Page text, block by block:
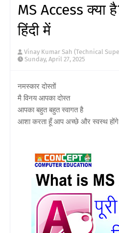
MS Access क्या
हिंदी में
Vinay Kumar Sah (Technical
Sunday, April 27, 2025
नमस्कार दोस्तों
मै विनय आपका दोस्त
आपका बहुत बहुत स्वागत है
आशा करता हूँ आप अच्छे और स्वस्थ होंगे